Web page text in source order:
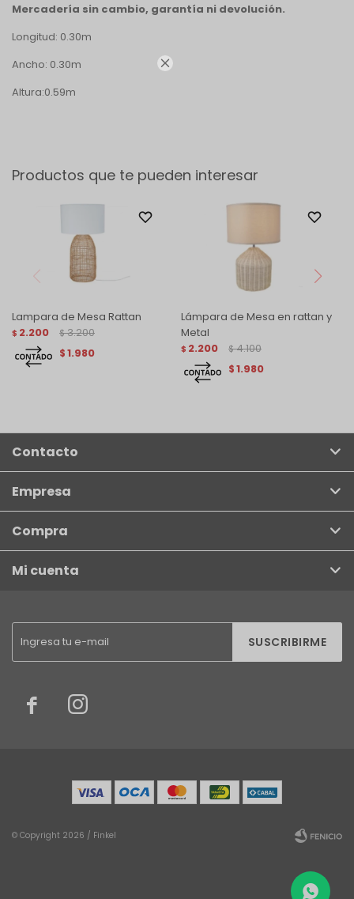

Mercadería sin cambio, garantía ni devolución.
Longitud: 0.30m
Ancho: 0.30m
Altura:0.59m
Productos que te pueden interesar
Lampara de Mesa Rattan
$ 2.200 $ 3.200
$1.980
Lámpara de Mesa en rattan y
Metal
$ 2.200 $ 4.100
$1.980
SUSCRIBIRME
 
Contacto
Empresa
Compra
Mi cuenta
© Copyright 2026 / Finkel